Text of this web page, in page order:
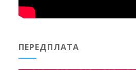
ПЕРЕДПЛАТА